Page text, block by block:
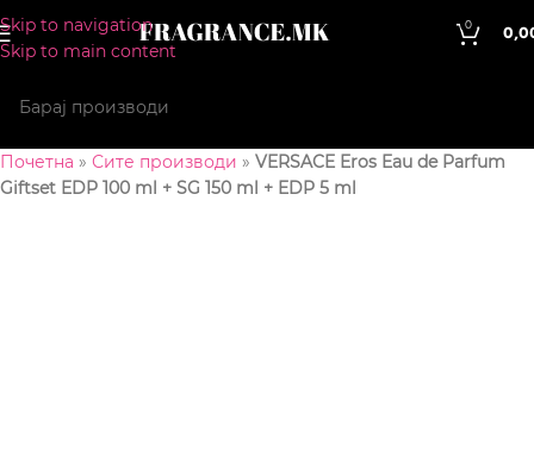
Skip to navigation
Skip to main content
0
Почетна » Сите производи » VERSACE Eros Eau de Parfum
Giftset EDP 100 ml + SG 150 ml + EDP 5 ml